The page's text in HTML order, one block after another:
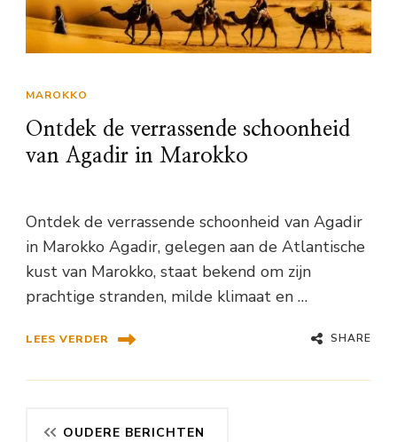
MAROKKO
Ontdek de verrassende schoonheid
van Agadir in Marokko
Ontdek de verrassende schoonheid van Agadir
in Marokko Agadir, gelegen aan de Atlantische
kust van Marokko, staat bekend om zijn
prachtige stranden, milde klimaat en …
LEES VERDER SHARE
Berichtennavigatie
OUDERE BERICHTEN